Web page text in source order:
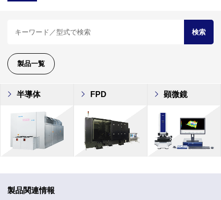
検索
製品一覧
半導体 FPD 顕微鏡
製品関連情報